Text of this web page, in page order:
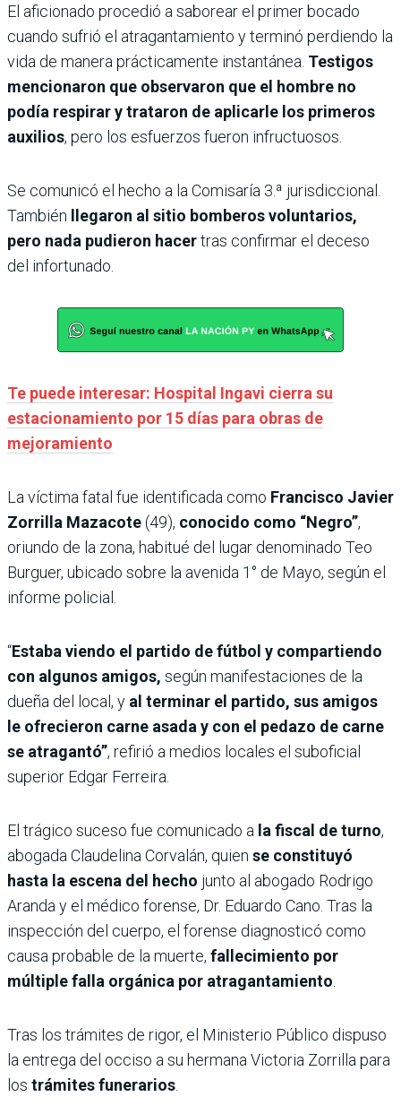
El aficionado procedió a saborear el primer bocado
cuando sufrió el atragantamiento y terminó perdiendo la
vida de manera prácticamente instantánea. Testigos
mencionaron que observaron que el hombre no
podía respirar y trataron de aplicarle los primeros
auxilios, pero los esfuerzos fueron infructuosos.
Se comunicó el hecho a la Comisaría 3.ª jurisdiccional.
También llegaron al sitio bomberos voluntarios,
pero nada pudieron hacertras confirmar el deceso
del infortunado.
Te puede interesar: Hospital Ingavi cierra su
estacionamiento por 15 días para obras de
mejoramiento
La víctima fatal fue identificada como Francisco Javier
Zorrilla Mazacote(49), conocido como “Negro”,
oriundo de la zona, habitué del lugar denominado Teo
Burguer, ubicado sobre la avenida 1° de Mayo, según el
informe policial.
“Estaba viendo el partido de fútbol y compartiendo
con algunos amigos, según manifestaciones de la
dueña del local, y al terminar el partido, sus amigos
le ofrecieron carne asada y con el pedazo de carne
se atragantó”, refirió a medios locales el suboficial
superior Edgar Ferreira.
El trágico suceso fue comunicado a la fiscal de turno,
abogada Claudelina Corvalán, quien se constituyó
hasta la escena del hecho junto al abogado Rodrigo
Aranda y el médico forense, Dr. Eduardo Cano. Tras la
inspección del cuerpo, el forense diagnosticó como
causa probable de la muerte, fallecimiento por
múltiple falla orgánica por atragantamiento
Tras los trámites de rigor, el Ministerio Público dispuso
la entrega del occiso a su hermana Victoria Zorrilla para
los trámites funerarios